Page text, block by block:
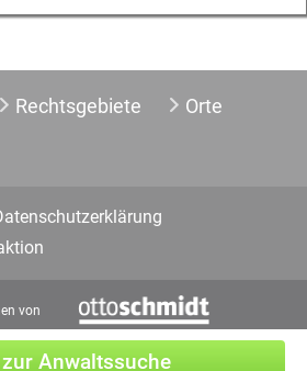
Anwaltssuche
Rechtsgebiete
Orte
von